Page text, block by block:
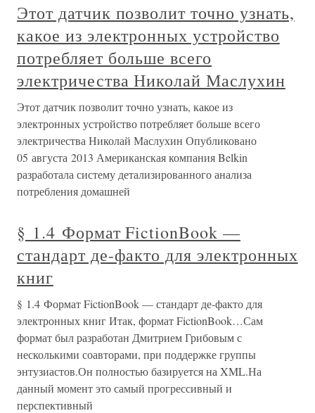
Этот датчик позволит точно узнать,
какое из электронных устройство
потребляет больше всего
электричества Николай Маслухин
Этот датчик позволит точно узнать, какое из
электронных устройство потребляет больше всего
электричества Николай Маслухин Опубликовано
05 августа 2013 Американская компания Belkin
разработала систему детализированного анализа
потребления домашней
§ 1.4 Формат FictionBook —
стандарт де-факто для электронных
книг
§ 1.4 Формат FictionBook — стандарт де-факто для
электронных книг Итак, формат FictionBook…Сам
формат был разработан Дмитрием Грибовым с
несколькими соавторами, при поддержке группы
энтузиастов.Он полностью базируется на XML.На
данный момент это самый прогрессивный и
перспективный